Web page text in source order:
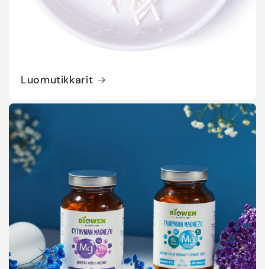
Luomutikkarit